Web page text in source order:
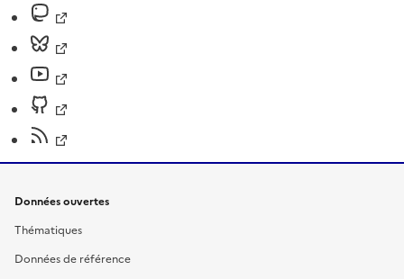
Données ouvertes
Thématiques
Données de référence